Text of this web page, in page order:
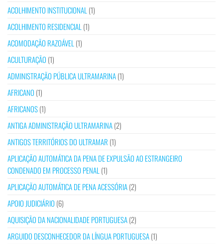
ACOLHIMENTO INSTITUCIONAL (1)
ACOLHIMENTO RESIDENCIAL (1)
ACOMODAÇÃO RAZOÁVEL (1)
ACULTURAÇÃO (1)
ADMINISTRAÇÃO PÚBLICA ULTRAMARINA(1)
AFRICANO (1)
AFRICANOS(1)
ANTIGA ADMINISTRAÇÃO ULTRAMARINA(2)
ANTIGOS TERRITÓRIOS DO ULTRAMAR (1)
APLICAÇÃO AUTOMÁTICA DA PENA DE EXPULSÃO AO ESTRANGEIRO
CONDENADO EM PROCESSO PENAL (1)
APLICAÇÃO AUTOMÁTICA DE PENA ACESSÓRIA(2)
APOIO JUDICIÁRIO (6)
AQUISIÇÃO DA NACIONALIDADE PORTUGUESA(2)
ARGUIDO DESCONHECEDOR DA LÍNGUA PORTUGUESA(1)